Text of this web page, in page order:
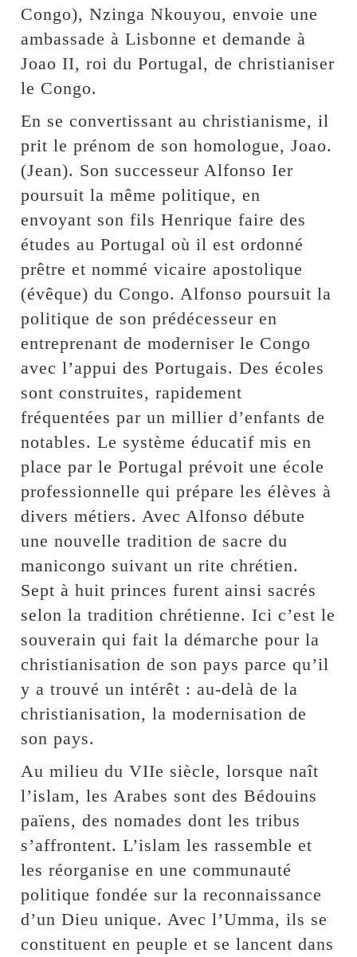
Congo), Nzinga Nkouyou, envoie une
ambassade à Lisbonne et demande à
Joao II, roi du Portugal, de christianiser
le Congo.
En se convertissant au christianisme, il
prit le prénom de son homologue, Joao.
(Jean). Son successeur Alfonso Ier
poursuit la même politique, en
envoyant son fils Henrique faire des
études au Portugal où il est ordonné
prêtre et nommé vicaire apostolique
(évêque) du Congo. Alfonso poursuit la
politique de son prédécesseur en
entreprenant de moderniser le Congo
avec l’appui des Portugais. Des écoles
sont construites, rapidement
fréquentées par un millier d’enfants de
notables. Le système éducatif mis en
place par le Portugal prévoit une école
professionnelle qui prépare les élèves à
divers métiers. Avec Alfonso débute
une nouvelle tradition de sacre du
manicongo suivant un rite chrétien.
Sept à huit princes furent ainsi sacrés
selon la tradition chrétienne. Ici c’est le
souverain qui fait la démarche pour la
christianisation de son pays parce qu’il
y a trouvé un intérêt : au-delà de la
christianisation, la modernisation de
son pays.
Au milieu du VIIe siècle, lorsque naît
l’islam, les Arabes sont des Bédouins
païens, des nomades dont les tribus
s’affrontent. L’islam les rassemble et
les réorganise en une communauté
politique fondée sur la reconnaissance
d’un Dieu unique. Avec l’Umma, ils se
constituent en peuple et se lancent dans